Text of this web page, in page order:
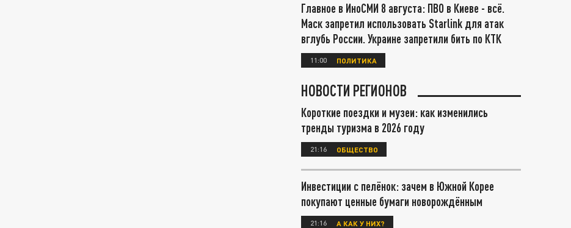
Главное в ИноСМИ 8 августа: ПВО в Киеве - всё.
Маск запретил использовать Starlink для атак
вглубь России. Украине запретили бить по КТК
11:00 ПОЛИТИКА
НОВОСТИ РЕГИОНОВ
Короткие поездки и музеи: как изменились
тренды туризма в 2026 году
21:16 ОБЩЕСТВО
Инвестиции с пелёнок: зачем в Южной Корее
покупают ценные бумаги новорождённым
21:16 А КАК У НИХ?